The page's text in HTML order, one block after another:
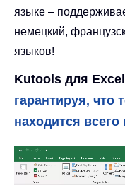
языке –
немецкий,
языков!
Kutools для
гарантируя, что
находится